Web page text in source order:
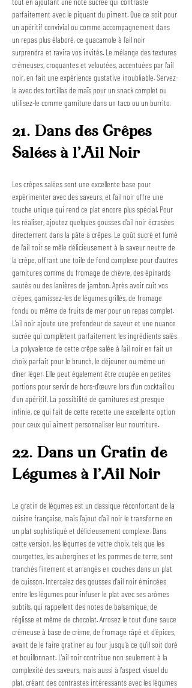
parfaitement avec le piquant du piment. Que ce soit pour
un apéritif convivial ou comme accompagnement dans
un repas plus élaboré, ce guacamole à l'ail noir
surprendra et ravira vos invités. Le mélange des textures
crémeuses, croquantes et veloutées, accentuées par l'ail
noir, en fait une expérience gustative inoubliable. Servez-
le avec des tortillas de maïs pour un snack complet ou
utilisez-le comme garniture dans un taco ou un burrito.
21. Dans des Crêpes
Salées à l'Ail Noir
Les crêpes salées sont une excellente base pour
expérimenter avec des saveurs, et l'ail noir offre une
touche unique qui rend ce plat encore plus spécial. Pour
les réaliser, ajoutez quelques gousses d'ail noir écrasées
directement dans la pâte à crêpes. Le goût sucré et fumé
de l'ail noir se mêle délicieusement à la saveur neutre de
la crêpe, offrant une toile de fond complexe pour d'autres
garnitures comme du fromage de chèvre, des épinards
sautés ou des lanières de jambon. Après avoir cuit vos
crêpes, garnissez-les de légumes grillés, de fromage
fondu ou même de fruits de mer pour un repas complet.
L'ail noir ajoute une profondeur de saveur et une nuance
sucrée qui complètent parfaitement les ingrédients salés.
La polyvalence de cette crêpe salée à l'ail noir en fait un
choix parfait pour le brunch, le déjeuner ou même un
dîner léger. Elle peut également être coupée en petites
portions pour servir de hors-d'œuvre lors d'un cocktail ou
d'un apéritif. La possibilité de garnitures est presque
infinie, ce qui fait de cette recette une excellente option
pour ceux qui aiment personnaliser leur nourriture.
22. Dans un Gratin de
Légumes à l'Ail Noir
Le gratin de légumes est un classique réconfortant de la
cuisine française, mais l'ajout d'ail noir le transforme en
un plat sophistiqué et délicieusement complexe. Dans
cette version, les légumes de votre choix, tels que les
courgettes, les aubergines et les pommes de terre, sont
tranchés finement et arrangés en couches dans un plat
de cuisson. Intercalez des gousses d'ail noir émincées
entre les légumes pour infuser le plat avec ses arômes
subtils, qui rappellent des notes de balsamique, de
réglisse et même de chocolat. Arrosez le tout d'une sauce
crémeuse à base de crème, de fromage râpé et d'épices,
avant de le faire gratiner au four jusqu'à ce qu'il soit doré
et bouillonnant. L'ail noir contribue non seulement à la
complexité des saveurs, mais aussi à l'aspect visuel du
plat, créant des contrastes intéressants avec les légumes